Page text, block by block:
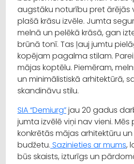
augstāku noturību pret ārējās
plašā krāsu izvēle. Jumta
melnā un pelēkā krāsā, gan
brūnā tonī. Tas ļauj jumtu
kopējam pagalma stilam.
mājas koptēlu. Piemēram,
un minimālistiskā arhitektūrā,
skandināvu stilu.
SIA “Demiurg”jau 20 gadus
jumta izvēlē viņi nav vieni.
konkrētās mājas arhitektūru
budžetu. Sazinieties ar mums,
būs skaists, izturīgs un